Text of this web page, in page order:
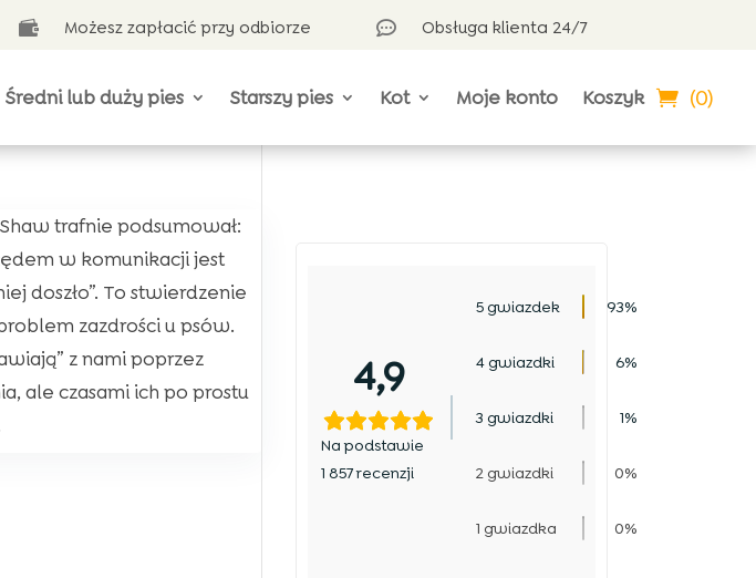
 Możesz zapłacić przy odbiorze  Obsługa klienta 24/7
Średni lub duży pies Starszy pies Kot Moje konto Koszyk (0)
trafnie podsumował:
w komunikacji jest
doszło”. To stwierdzenie
zazdrości u psów.
z nami poprzez
ale czasami ich po prostu
4,9
Na podstawie
1 857 recenzji
5 gwiazdek 93%
4 gwiazdki 6%
3 gwiazdki 1%
2 gwiazdki 0%
1 gwiazdka 0%